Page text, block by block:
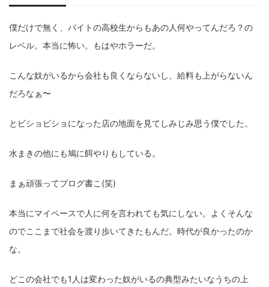
僕だけで無く、バイトの高校生からもあの人何やってんだろ？の
レベル。本当に怖い。もはやホラーだ。
こんな奴がいるから会社も良くならないし、給料も上がらないん
だろなぁ〜
とビショビショになった店の地面を見てしみじみ思う僕でした。
水まきの他にも鳩に餌やりもしている。
まぁ頑張ってブログ書こ(笑)
本当にマイペースで人に何を言われても気にしない。よくそんな
のでここまで社会を渡り歩いてきたもんだ。時代が良かったのか
な。
どこの会社でも1人は変わった奴がいるの典型みたいなうちの上